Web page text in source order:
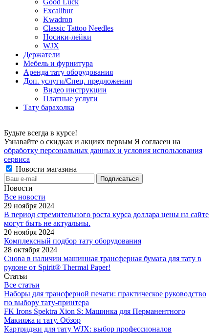
Good Luck
Excalibur
Kwadron
Classic Tattoo Needles
Носики-лейки
WJX
Держатели
Мебель и фурнитура
Аренда тату оборудования
Доп. услуги/Спец. предложения
Видео инструкции
Платные услуги
Тату барахолка
Будьте всегда в курсе!
Узнавайте о скидках и акциях первым Я согласен на
обработку персональных данных и условия использования
сервиса
Новости магазина
Новости
Все новости
29 ноября 2024
В период стремительного роста курса доллара цены на сайте
могут быть не актуальны.
20 ноября 2024
Комплексный подбор тату оборудования
28 октября 2024
Снова в наличии машинная трансферная бумага для тату в
рулоне от Spirit® Thermal Paper!
Статьи
Все статьи
Наборы для трансферной печати: практическое руководство
по выбору тату‑принтера
FK Irons Spektra Xion S: Машинка для Перманентного
Макияжа и тату. Обзор
Картриджи для тату WJX: выбор профессионалов